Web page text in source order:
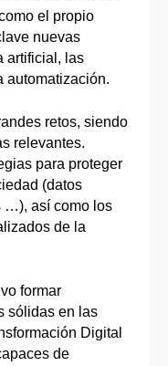
el propio
nuevas
artificial, las
automatización.
retos, siendo
relevantes.
para proteger
(datos
…), así como los
de la
formar
sólidas en las
Digital
de